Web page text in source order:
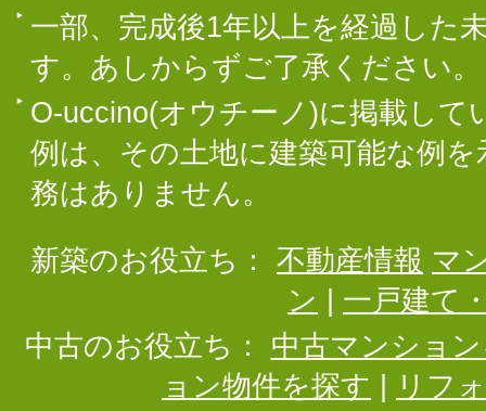
一部、完成後1年以上を経過した
す。あしからずご了承ください。
O-uccino(オウチーノ)に掲載して
例は、その土地に建築可能な例
務はありません。
新築のお役立ち： 不動産情報 マ
ン
一戸建て
中古のお役立ち：
中古マンショ
ョン物件を探す
リフ